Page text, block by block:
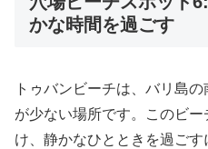
かな時間を過ごす
トゥバンビーチは、バリ島
が少ない場所です。このビ
け、静かなひとときを過ご